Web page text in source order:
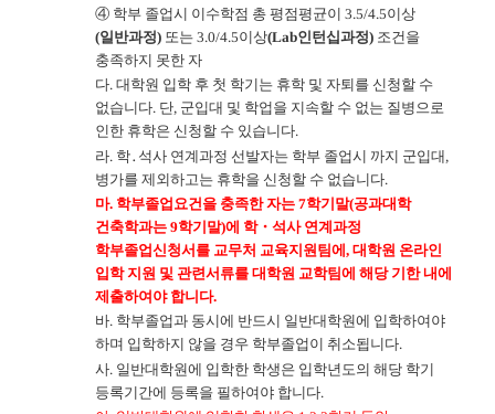
④ 학부 졸업시 이수학점 총 평점평균이3.5/4.5이상
(일반과정) 또는3.0/4.5이상(Lab인턴십과정) 조건을
충족하지 못한 자
다.대학원 입학 후 첫 학기는 휴학 및 자퇴를 신청할 수
없습니다. 단, 군입대 및 학업을 지속할 수 없는 질병으로
인한 휴학은 신청할 수 있습니다.
라. 학․ 석사 연계과정 선발자는 학부 졸업시 까지 군입대,
병가를 제외하고는 휴학을 신청할 수 없습니다.
마. 학부졸업요건을 충족한 자는7학기말(공과대학
건축학과는9학기말)에 학・석사 연계과정
학부졸업신청서를 교무처 교육지원팀에,대학원 온라인
입학 지원 및 관련서류를 대학원 교학팀에 해당 기한 내에
제출하여야 합니다.
바. 학부졸업과 동시에 반드시 일반대학원에 입학하여야
하며 입학하지 않을 경우 학부졸업이 취소됩니다.
사. 일반대학원에 입학한 학생은 입학년도의 해당 학기
등록기간에 등록을 필하여야 합니다.